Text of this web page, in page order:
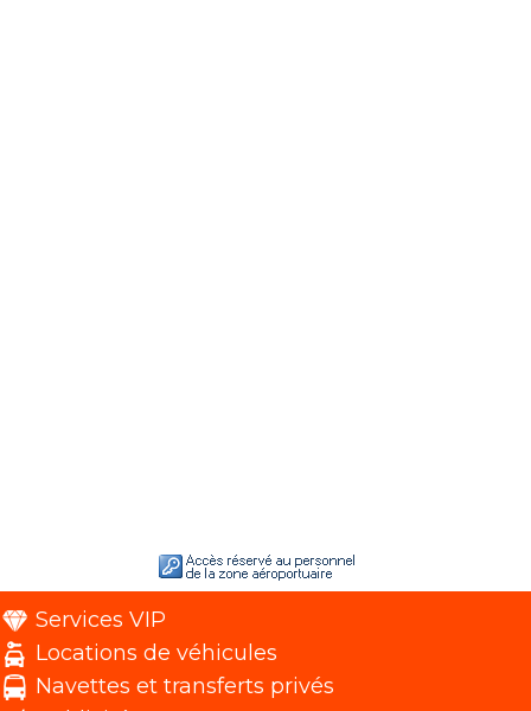
Services VIP
Locations de véhicules
Navettes et transferts privés